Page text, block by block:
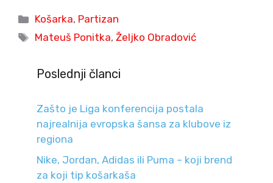
Categories
Košarka, Partizan
Tags
Mateuš Ponitka,Željko Obradović
Poslednji članci
Zašto je Liga konferencija postala
najrealnija evropska šansa za klubove iz
regiona
Nike, Jordan, Adidas ili Puma – koji brend
za koji tip košarkaša